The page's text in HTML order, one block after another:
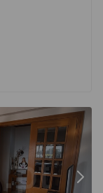
/ Vila Chã -